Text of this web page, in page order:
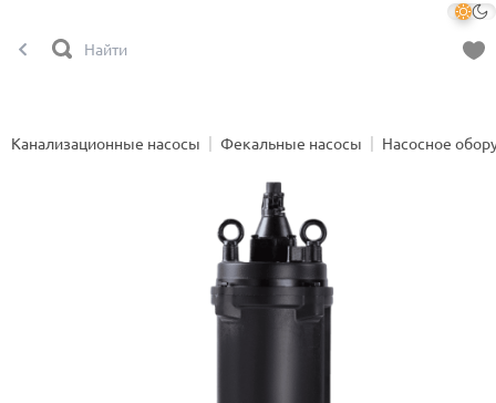
Канализационные насосы Фекальные насосы Насосное